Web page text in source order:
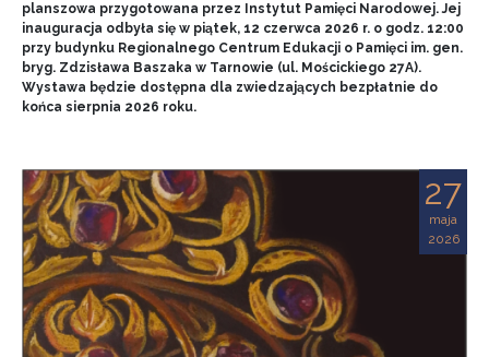
planszowa przygotowana przez Instytut Pamięci Narodowej. Jej
inauguracja odbyła się w piątek, 12 czerwca 2026 r. o godz. 12:00
przy budynku Regionalnego Centrum Edukacji o Pamięci im. gen.
bryg. Zdzisława Baszaka w Tarnowie (ul. Mościckiego 27A).
Wystawa będzie dostępna dla zwiedzających bezpłatnie do
końca sierpnia 2026 roku.
27
maja
2026